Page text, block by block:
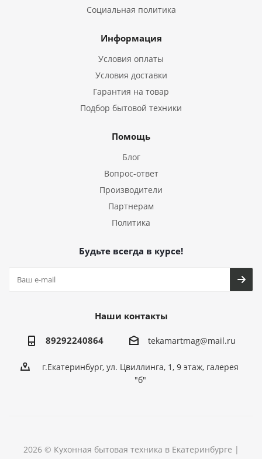
Социальная политика
Информация
Условия оплаты
Условия доставки
Гарантия на товар
Подбор бытовой техники
Помощь
Блог
Вопрос-ответ
Производители
Партнерам
Политика
Будьте всегда в курсе!
Наши контакты
89292240864 tekamartmag@mail.ru
г.Екатеринбург, ул. Цвиллинга, 1, 9 этаж, галерея
"б"
2026 © Кухонная бытовая техника в Екатеринбурге |